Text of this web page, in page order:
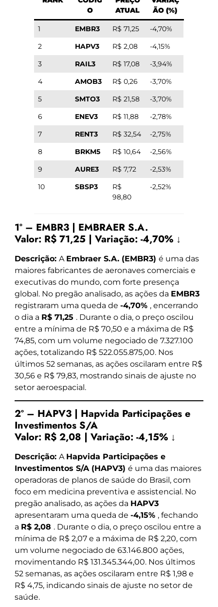
O
ATUAL
ÃO (%)
1 EMBR3 R$ 71,25
-4,70%
2
HAPV3 R$ 2,08
-4,15%
3
RAIL3 R$ 17,08
-3,94%
4
AMOB3 R$ 0,26
-3,70%
5
SMTO3 R$ 21,58
-3,70%
6
ENEV3 R$ 11,88
-2,78%
7
RENT3 R$ 32,54
-2,75%
8
BRKM5 R$ 10,64
-2,56%
9
AURE3 R$ 7,72
-2,53%
10
SBSP3
R$
98,80
-2,52%
1º – EMBR3 | EMBRAER S.A.
Valor: R$ 71,25 | Variação: -4,70% ↓
Descrição: A Embraer S.A. (EMBR3) é uma das
maiores fabricantes de aeronaves comerciais e
executivas do mundo, com forte presença
global. No pregão analisado, as ações da EMBR3
registraram uma queda de -4,70% , encerrando
o dia a R$ 71,25 . Durante o dia, o preço oscilou
entre a mínima de R$ 70,50 e a máxima de R$
74,85, com um volume negociado de 7.327.100
ações, totalizando R$ 522.055.875,00. Nos
últimos 52 semanas, as ações oscilaram entre R$
30,56 e R$ 79,83, mostrando sinais de ajuste no
setor aeroespacial.
2º – HAPV3 | Hapvida Participações e
Investimentos S/A
Valor: R$ 2,08 | Variação: -4,15% ↓
Descrição: A Hapvida Participações e
Investimentos S/A (HAPV3) é uma das maiores
operadoras de planos de saúde do Brasil, com
foco em medicina preventiva e assistencial. No
pregão analisado, as ações da HAPV3
apresentaram uma queda de -4,15% , fechando
a R$ 2,08 . Durante o dia, o preço oscilou entre a
mínima de R$ 2,07 e a máxima de R$ 2,20, com
um volume negociado de 63.146.800 ações,
movimentando R$ 131.345.344,00. Nos últimos
52 semanas, as ações oscilaram entre R$ 1,98 e
R$ 4,75, indicando sinais de ajuste no setor de
saúde.